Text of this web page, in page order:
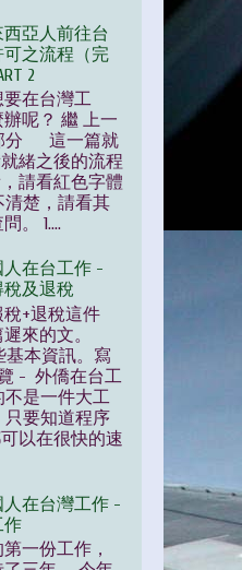
西亞人前往台
之流程（完
2
在台灣工
呢？ 繼 上一
分 這一篇就
緒之後的流程
請看紅色字體
清楚，請看其
。 1....
人在台工作 -
及退稅
+退稅這件
來的文。
基本資訊。寫
- 外僑在台工
不是一件大工
只要知道程序
以在很快的速
人在台灣工作 -
作
一份工作，